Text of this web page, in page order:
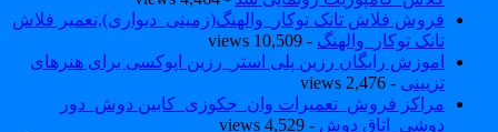
فروش فلاش تانک توکار_والهنگ(زمینی_دیواری),تعمیر فلاش
تانک توکار_والهنگ- 10,509 views
اموزش رایگان رزین پلی استر_رزین اپوکسی برای هنرهای
تزیینی- 2,476 views
مراکز فروش_تعمیرات وان_جکوزی_کابین دوش_دور
دوشی_اتاق دوش- 4,529 views